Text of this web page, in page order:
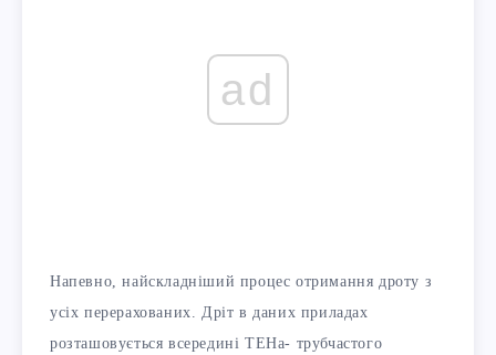
ad
Напевно, найскладніший процес отримання дроту з
усіх перерахованих. Дріт в даних приладах
розташовується всередині ТЕНа- трубчастого